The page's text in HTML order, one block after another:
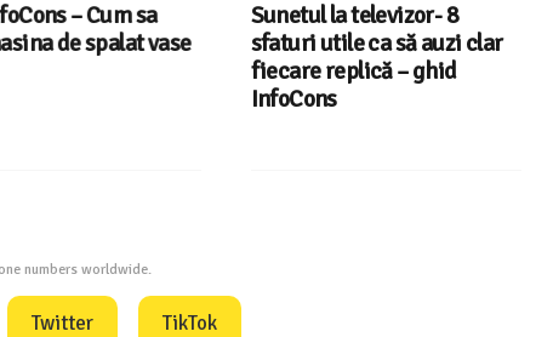
– Cum sa
de spalat vase
Sunetul la televizor- 8
sfaturi utile ca să auzi clar
fiecare replică – ghid
InfoCons
numbers worldwide.
Twitter TikTok